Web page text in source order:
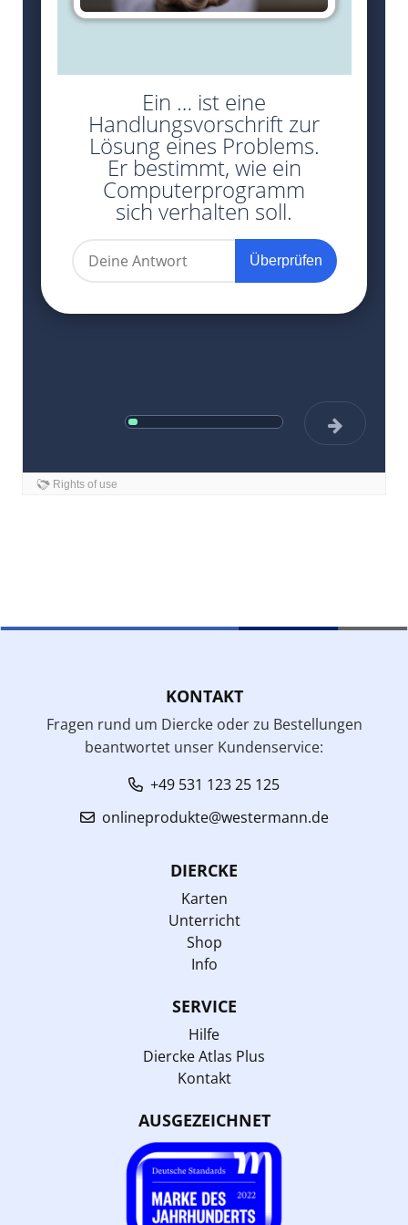
KONTAKT
Fragen rund um Diercke oder zu Bestellungen
beantwortet unser Kundenservice:
+49 531 123 25 125
onlineprodukte@westermann.de
DIERCKE
Karten
Unterricht
Shop
Info
SERVICE
Hilfe
Diercke Atlas Plus
Kontakt
AUSGEZEICHNET